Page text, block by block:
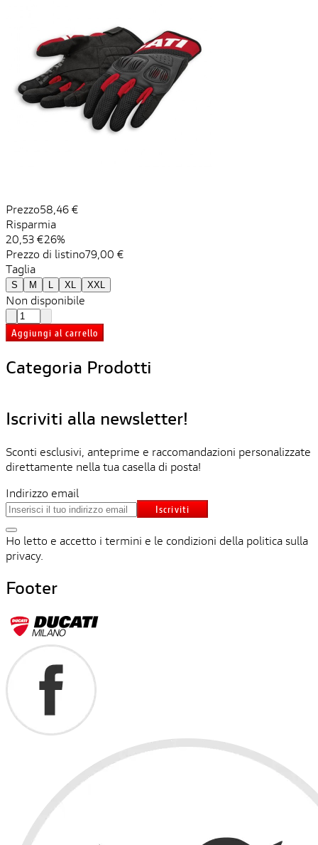
Prezzo58,46 €
Risparmia
20,53 €26%
Prezzo di listino79,00 €
Taglia
S M XL XXL
Non disponibile
Aggiungi al carrello
Categoria Prodotti
Iscriviti alla newsletter!
Sconti esclusivi, anteprime e raccomandazioni personalizzate
direttamente nella tua casella di posta!
Indirizzo email
Iscriviti
Ho letto e accetto i termini e le condizioni della politica sulla
privacy.
Footer